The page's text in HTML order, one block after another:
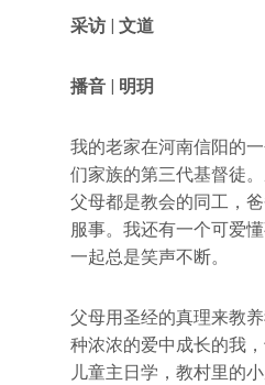
采访 | 文道
播音 | 明玥
我的老家在河南信阳的
们家族的第三代基督徒
父母都是教会的同工，
服事。我还有一个可爱
一起总是笑声不断。
父母用圣经的真理来教
种浓浓的爱中成长的我
儿童主日学，教村里的